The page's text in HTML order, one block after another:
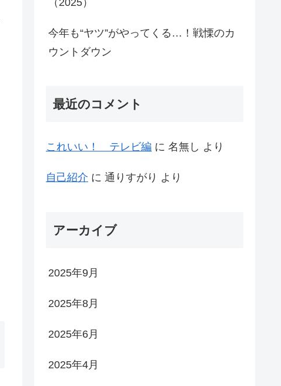
今年も“ヤツ”がやってくる…！戦慄のカ
ウントダウン
最近のコメント
これいい！ テレビ編 に 名無し より
自己紹介 に 通りすがり より
アーカイブ
2025年9月
2025年8月
2025年6月
2025年4月